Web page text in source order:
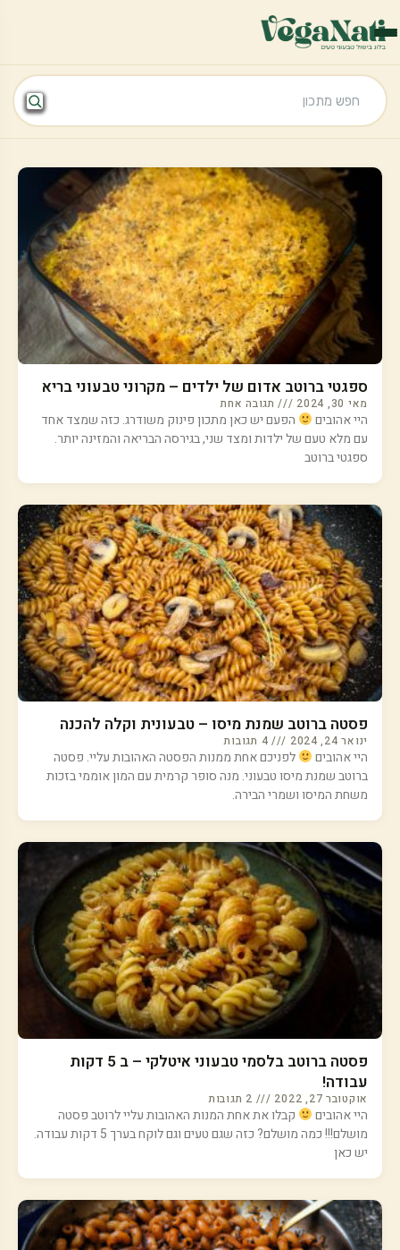
ספגטי ברוטב אדום של ילדים – מקרוני טבעוני בריא
מאי 30, 2024 תגובה אחת
היי אהובים
הפעם יש כאן מתכון פינוק משודרג. כזה שמצד אחד
עם מלא טעם של ילדות ומצד שני, בגירסה הבריאה והמזינה יותר.
ספגטי ברוטב
פסטה ברוטב שמנת מיסו – טבעונית וקלה להכנה
ינואר 24, 2024
היי אהובים
לפניכם אחת ממנות הפסטה האהובות עליי. פסטה
ברוטב שמנת מיסו טבעוני. מנה סופר קרמית עם המון אוממי בזכות
משחת המיסו ושמרי הבירה.
פסטה ברוטב בלסמי טבעוני איטלקי – ב 5 דקות
עבודה!
אוקטובר 27, 2022
היי אהובים
קבלו את אחת המנות האהובות עליי לרוטב פסטה
מושלם!!! כמה מושלם? כזה שגם טעים וגם לוקח בערך 5 דקות עבודה.
יש כאן